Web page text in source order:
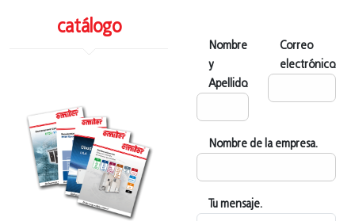
catálogo
Nombre
y
Apellido.
Correo
electrónico.
Nombre de la empresa.
Tu mensaje.